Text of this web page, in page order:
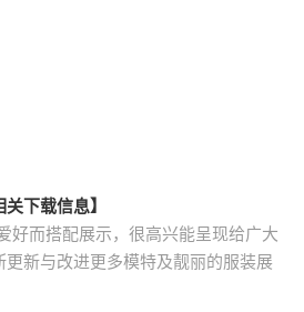
下载信息】
好而搭配展示，很高兴能呈现给广大
新与改进更多模特及靓丽的服装展